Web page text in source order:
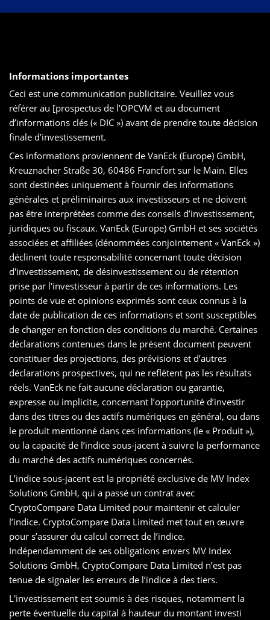
Informations importantes
Ceci est une communication publicitaire. Veuillez vous
référer au [prospectus de l’OPCVM et au document
d’informations clés (« DIC ») avant de prendre toute décision
finale d’investissement.
Ces informations proviennent de VanEck (Europe) GmbH,
Kreuznacher Straße 30, 60486 Francfort sur le Main. Elles
sont destinées uniquement à fournir des informations
générales et préliminaires aux investisseurs et ne doivent
pas être interprétées comme des conseils d’investissement,
juridiques ou fiscaux. VanEck (Europe) GmbH et ses sociétés
associées et affiliées (dénommées conjointement « VanEck »)
déclinent toute responsabilité concernant toute décision
d'investissement, de désinvestissement ou de rétention
prise par l'investisseur à partir de ces informations. Les
points de vue et opinions exprimés sont ceux connus à la
date de publication de ces informations et sont susceptibles
de changer en fonction des conditions du marché. Certaines
déclarations contenues dans le présent document peuvent
constituer des projections, des prévisions et d’autres
déclarations prospectives, qui ne reflètent pas les résultats
réels. VanEck ne fait aucune déclaration ou garantie,
expresse ou implicite, concernant l’opportunité d’investir
dans des titres ou des actifs numériques en général, ou dans
le produit mentionné dans ces informations (le « Produit »),
ou la capacité de l’indice sous-jacent à suivre la performance
du marché des actifs numériques concernés.
L’indice sous-jacent est la propriété exclusive de MV Index
Solutions GmbH, qui a passé un contrat avec
CryptoCompare Data Limited pour maintenir et calculer
l’indice. CryptoCompare Data Limited met tout en œuvre
pour s’assurer du calcul correct de l’indice.
Indépendamment de ses obligations envers MV Index
Solutions GmbH, CryptoCompare Data Limited n’est pas
tenue de signaler les erreurs de l’indice à des tiers.
L'investissement est soumis à des risques, notamment la
perte éventuelle du capital à hauteur du montant investi